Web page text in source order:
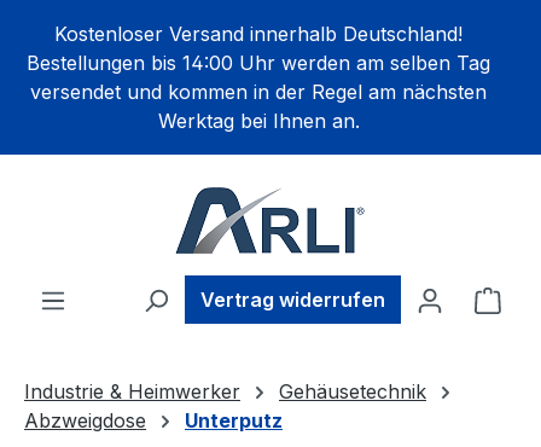
springen
Kostenloser Versand innerhalb Deutschland!
Bestellungen bis 14:00 Uhr werden am selben Tag
versendet und kommen in der Regel am nächsten
Werktag bei Ihnen an.
Vertrag widerrufen
Industrie & Heimwerker
Gehäusetechnik
Abzweigdose
Unterputz